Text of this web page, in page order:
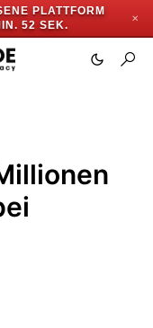
PLATTFORM
52 SEK.
✕